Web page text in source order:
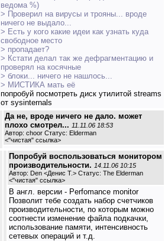
ведома %)
> Проверил на вирусы и трояны... вроде
ничего не выдало...
> Есть у кого какие идеи как узнать куда
свободное место
> пропадает?
> Кстати делал так же дефрагментацию и
проверял на косячные
> блоки... ничего не нашлось...
> МИСТИКА мать её
попробуй посмотреть диск утилитой streams
от sysinternals
Да не, вроде ничего не дало. может
плохо смотрел... 11.11.06 18:53
Автор: choor Статус: Elderman
<"чистая" ссылка>
Попробуй воспользоваться монитором
производительности. 14.11.06 10:15
Автор: Den <Денис Т.> Статус: The Elderman
<"чистая" ссылка>
В англ. версии - Perfomance monitor
Позволит тебе создать набор счетчиков
производительности, по которым можно
соотнести изменение файла подкачки,
использование памяти, интенсивность
сетевых операций и т.д.